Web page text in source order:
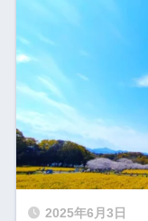
2025年6月3日